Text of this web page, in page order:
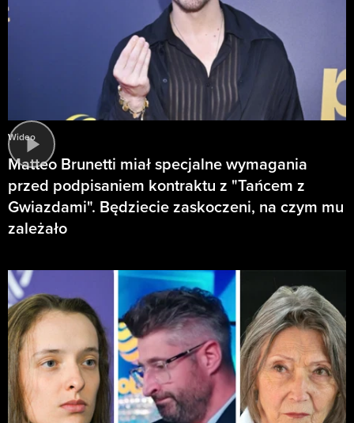
Wideo
Matteo Brunetti miał specjalne wymagania
przed podpisaniem kontraktu z "Tańcem z
Gwiazdami". Będziecie zaskoczeni, na czym mu
zależało